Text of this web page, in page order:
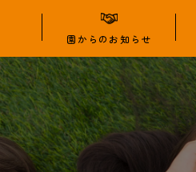
園からのお知らせ